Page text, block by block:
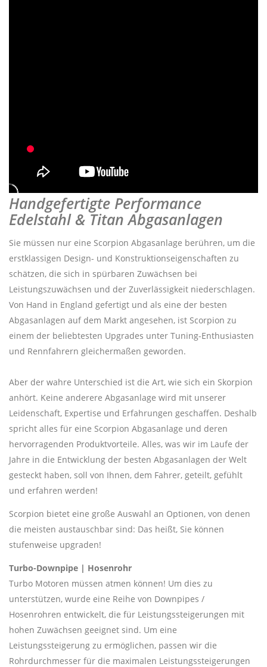
Handgefertigte Performance
Edelstahl & Titan Abgasanlagen
Sie müssen nur eine Scorpion Abgasanlage berühren, um die
erstklassigen Design- und Konstruktionseigenschaften zu
schätzen, die sich in spürbaren Zuwächsen bei
Leistungszuwächsen und der Zuverlässigkeit niederschlagen.
Von Hand in England gefertigt und als eine der besten
Abgasanlagen auf dem Markt angesehen, ist Scorpion zu
einem der beliebtesten Upgrades unter Tuning-Enthusiasten
und Rennfahrern gleichermaßen geworden.
Aber der wahre Unterschied ist die Art, wie sich ein Skorpion
anhört. Keine anderere Abgasanlage wird mit unserer
Leidenschaft, Expertise und Erfahrungen geschaffen. Deshalb
spricht alles für eine Scorpion Abgasanlage und deren
hervorragenden Produktvorteile. Alles, was wir im Laufe der
Jahre in die Entwicklung der besten Abgasanlagen der Welt
gesteckt haben, soll von Ihnen, dem Fahrer, geteilt, gefühlt
und erfahren werden!
Scorpion bietet eine große Auswahl an Optionen, von denen
die meisten austauschbar sind: Das heißt, Sie können
stufenweise upgraden!
Turbo-Downpipe | Hosenrohr
Turbo Motoren müssen atmen können! Um dies zu
unterstützen, wurde eine Reihe von Downpipes /
Hosenrohren entwickelt, die für Leistungssteigerungen mit
hohen Zuwächsen geeignet sind. Um eine
Leistungssteigerung zu ermöglichen, passen wir die
Rohrdurchmesser für die maximalen Leistungssteigerungen